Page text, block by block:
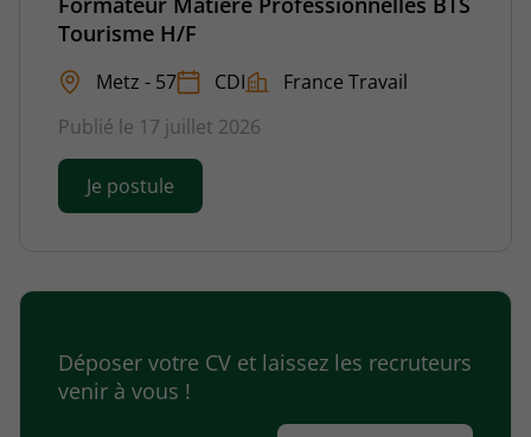
Tourisme H/F
Metz - 57 CDI
France Travail
Publié le 17 juillet 2026
Je postule
Déposer votre CV et laissez les recruteurs
venir à vous !